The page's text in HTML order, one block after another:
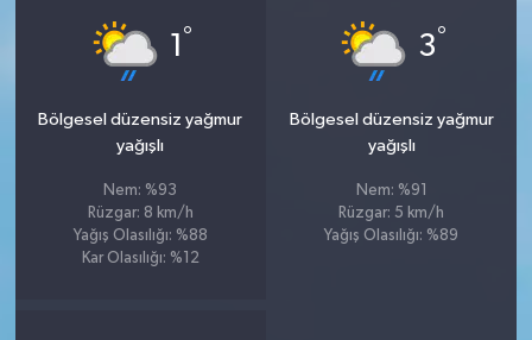
1 °
Bölgesel düzensiz yağmur
yağışlı
Nem: %93
Rüzgar: 8 km/h
Yağış Olasılığı: %88
Kar Olasılığı: %12
3°
Bölgesel düzensiz yağmur
yağışlı
Nem: %91
Rüzgar: 5 km/h
Yağış Olasılığı: %89